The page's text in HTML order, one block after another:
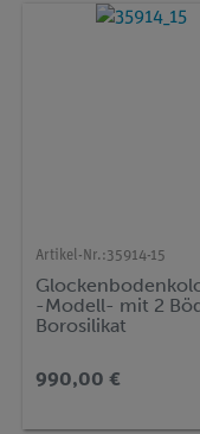
Artikel-Nr.:35914-15
-Modell- mit 2
Borosilikat
990,00 €